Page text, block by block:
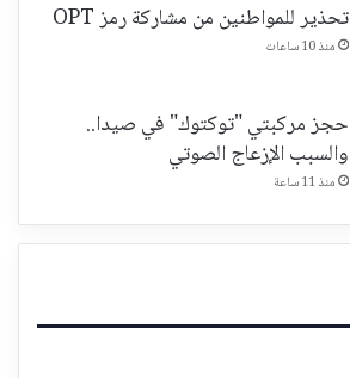
تحذير للمواطنين من مشاركة رمز OPT
منذ 10 ساعات
حجز مركبتي "توكتوك" في صيدا..
والسبب الإزعاج الصوتي
منذ 11 ساعة